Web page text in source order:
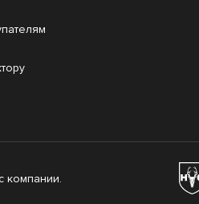
компании.